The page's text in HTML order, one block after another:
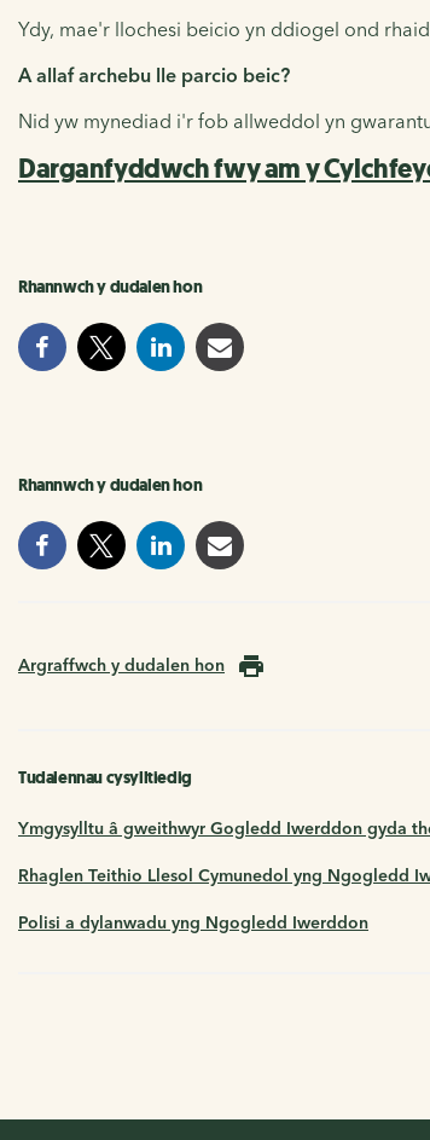
Ydy, mae'r llochesi beicio yn ddiogel ond
A allaf archebu lle parcio beic?
Nid yw mynediad i'r fob allweddol yn
Darganfyddwch fwy am y
Rhannwch y dudalen hon
Rhannwch y dudalen hon
Argraffwch y dudalen hon
Tudalennau cysylltiedig
Ymgysylltu â gweithwyr Gogledd Iwerddon gyda
Rhaglen Teithio Llesol Cymunedol yng Ngogledd
Polisi a dylanwadu yng Ngogledd Iwerddon